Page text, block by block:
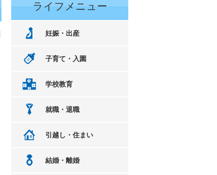
ライフメニュー
妊娠・出産
子育て・入園
学校教育
就職・退職
引越し・住まい
結婚・離婚